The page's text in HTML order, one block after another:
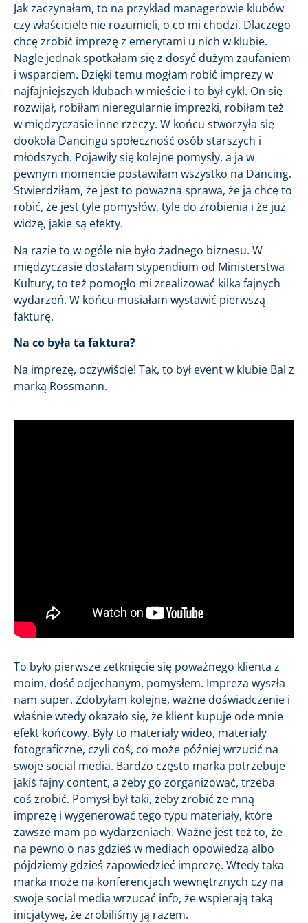
Jak zaczynałam, to na przykład managerowie klubów
czy właściciele nie rozumieli, o co mi chodzi. Dlaczego
chcę zrobić imprezę z emerytami u nich w klubie.
Nagle jednak spotkałam się z dosyć dużym zaufaniem
i wsparciem. Dzięki temu mogłam robić imprezy w
najfajniejszych klubach w mieście i to był cykl. On się
rozwijał, robiłam nieregularnie imprezki, robiłam też
w międzyczasie inne rzeczy. W końcu stworzyła się
dookoła Dancingu społeczność osób starszych i
młodszych. Pojawiły się kolejne pomysły, a ja w
pewnym momencie postawiłam wszystko na Dancing.
Stwierdziłam, że jest to poważna sprawa, że ja chcę to
robić, że jest tyle pomysłów, tyle do zrobienia i że już
widzę, jakie są efekty.
Na razie to w ogóle nie było żadnego biznesu. W
międzyczasie dostałam stypendium od Ministerstwa
Kultury, to też pomogło mi zrealizować kilka fajnych
wydarzeń. W końcu musiałam wystawić pierwszą
fakturę.
Na co była ta faktura?
Na imprezę, oczywiście! Tak, to był event w klubie Bal z
marką Rossmann.
To było pierwsze zetknięcie się poważnego klienta z
moim, dość odjechanym, pomysłem. Impreza wyszła
nam super. Zdobyłam kolejne, ważne doświadczenie i
właśnie wtedy okazało się, że klient kupuje ode mnie
efekt końcowy. Były to materiały wideo, materiały
fotograficzne, czyli coś, co może później wrzucić na
swoje social media. Bardzo często marka potrzebuje
jakiś fajny content, a żeby go zorganizować, trzeba
coś zrobić. Pomysł był taki, żeby zrobić ze mną
imprezę i wygenerować tego typu materiały, które
zawsze mam po wydarzeniach. Ważne jest też to, że
na pewno o nas gdzieś w mediach opowiedzą albo
pójdziemy gdzieś zapowiedzieć imprezę. Wtedy taka
marka może na konferencjach wewnętrznych czy na
swoje social media wrzucać info, że wspierają taką
inicjatywę, że zrobiliśmy ją razem.